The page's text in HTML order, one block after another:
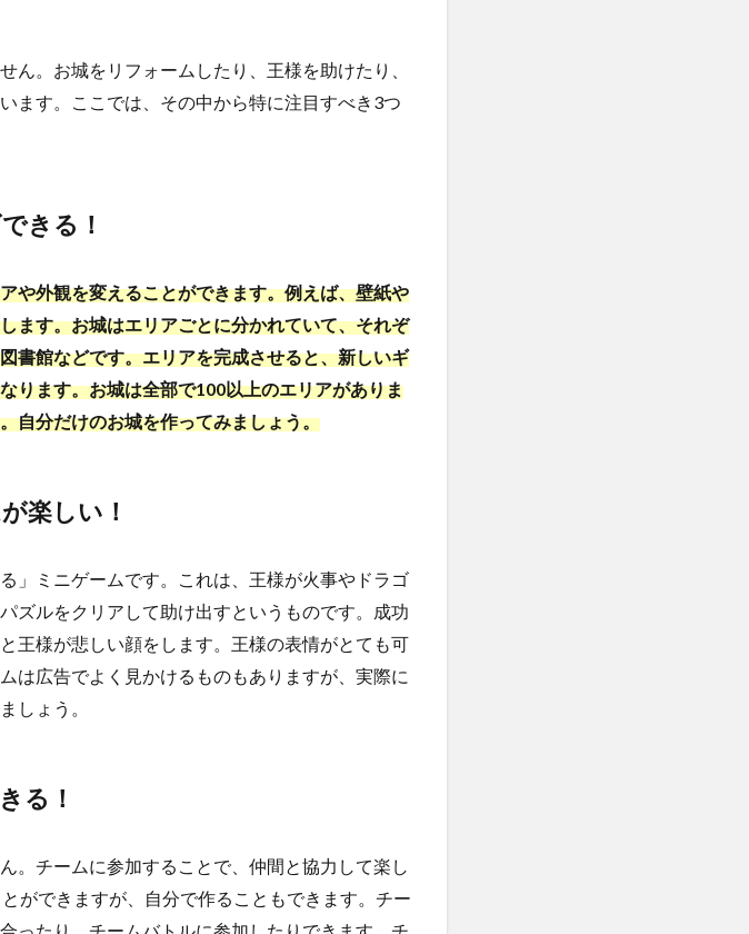
ん。お城をリフォームしたり、王様を助けたり、
ます。ここでは、その中から特に注目すべき3つ
きる！
や外観を変えることができます。例えば、壁紙や
ます。お城はエリアごとに分かれていて、それぞ
書館などです。エリアを完成させると、新しいギ
ります。お城は全部で100以上のエリアがありま
自分だけのお城を作ってみましょう。
楽しい！
」ミニゲームです。これは、王様が火事やドラゴ
ズルをクリアして助け出すというものです。成功
王様が悲しい顔をします。王様の表情がとても可
は広告でよく見かけるものもありますが、実際に
しょう。
る！
。チームに参加することで、仲間と協力して楽し
ができますが、自分で作ることもできます。チー